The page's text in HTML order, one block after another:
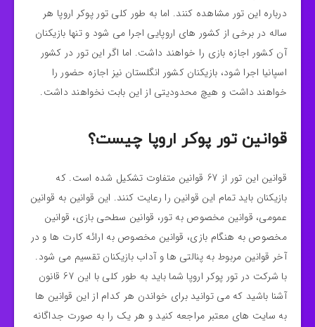
درباره این تور مشاهده کنند. اما به طور کلی تور پوکر اروپا هر
ساله در برخی از کشور های اروپایی اجرا می شود و تنها بازیکنان
آن کشور اجازه بازی را خواهند داشت. اما اگر این تور در کشور
اسپانیا اجرا شود، بازیکنان کشور انگلستان نیز اجازه حضور را
خواهند داشت و هیچ محدودیتی از این بابت نخواهند داشت.
قوانین تور پوکر اروپا چیست؟
قوانین این تور از 67 قوانین متفاوت تشکیل شده است. که
بازیکنان باید تمام این قوانین را رعایت کنند. این قوانین به قوانین
عمومی، قوانین مخصوص به تور، قوانین سطحی بازی، قوانین
مخصوص به هنگام بازی، قوانین مخصوص به ارائه کارت ها و در
آخر قوانین مربوط به پنالتی ها و آداب بازیکنان تقسیم می شود.
با شرکت در تور پوکر اروپا شما باید به طور کلی با این 67 قانون
آشنا باشید که می توانید برای خواندن هر کدام از این قوانین ها
به سایت های معتبر مراجعه کنید و هر یک را به صورت جداگانه